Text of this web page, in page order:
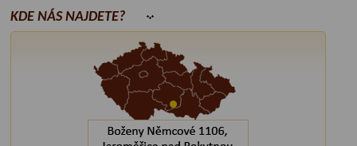
KDE NÁS NAJDETE?